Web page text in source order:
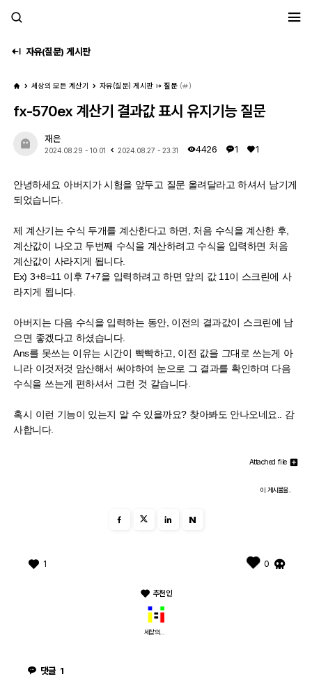
자유(질문) 게시판
세상의 모든 계산기 자유(질문) 게시판 질문 ( )
fx-570ex 계산기 결과값 표시 유지기능 질문
재은
2024.08.29 - 10:01 2024.08.27 - 23:31 4426 1 1
안녕하세요 아버지가 시험을 앞두고 질문 올려달라고 하셔서 남기게
되었습니다.
제 계산기는 수식 두개를 계산한다고 하면, 처음 수식을 계산한 후,
계산값이 나오고 두번째 수식을 계산하려고 수식을 입력하면 처음
계산값이 사라지게 됩니다.
Ex) 3+8=11 이후 7+7을 입력하려고 하면 앞의 값 11이 스크린에 사
라지게 됩니다.
아버지는 다음 수식을 입력하는 동안, 이전의 결과값이 스크린에 남
으면 좋겠다고 하셨습니다.
Ans를 못쓰는 이유는 시간이 빡빡하고, 이전 값을 그대로 쓰는게 아
니라 이것저것 암산해서 써야하여 눈으로 그 결과를 확인하며 다음
수식을 쓰는게 편하셔서 그런 것 같습니다.
혹시 이런 기능이 있는지 알 수 있을까요? 찾아봐도 안나오네요.. 감
사합니다.
Attached file
이 게시물을..
N
1 0
추천인
세상의모든계산기
댓글 1